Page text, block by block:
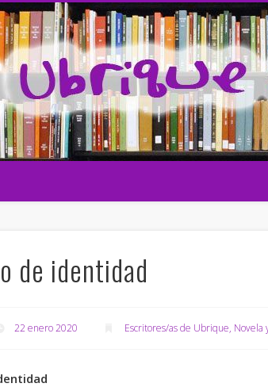
de identidad
22 enero 2020 Escritores/as de Ubrique, Novela